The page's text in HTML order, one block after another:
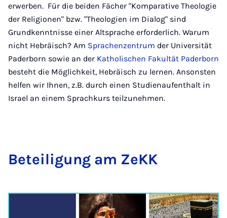
erwerben. Für die beiden Fächer "Komparative Theologie
der Religionen" bzw. "Theologien im Dialog" sind
Grundkenntnisse einer Altsprache erforderlich. Warum
nicht Hebräisch? Am Sprachenzentrum der Universität
Paderborn sowie an der Katholischen Fakultät Paderborn
besteht die Möglichkeit, Hebräisch zu lernen. Ansonsten
helfen wir Ihnen, z.B. durch einen Studienaufenthalt in
Israel an einem Sprachkurs teilzunehmen.
Beteili­gung am ZeKK